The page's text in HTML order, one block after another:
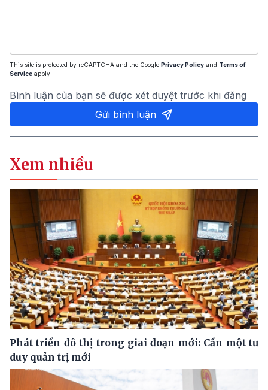
This site is protected by reCAPTCHA and the Google Privacy Policy and Terms of
Service apply.
Bình luận của bạn sẽ được xét duyệt trước khi đăng
Gửi bình luận
Xem nhiều
Phát triển đô thị trong giai đoạn mới: Cần một tư
duy quản trị mới